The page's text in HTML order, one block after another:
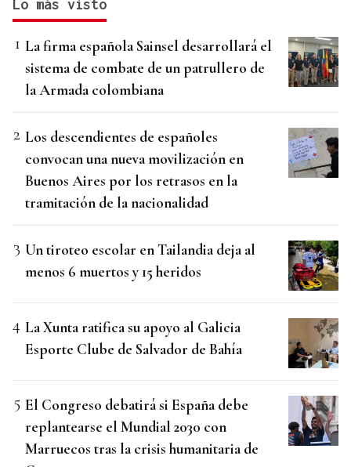
Lo más visto
La firma española Sainsel desarrollará el
sistema de combate de un patrullero de
la Armada colombiana
Los descendientes de españoles
convocan una nueva movilización en
Buenos Aires por los retrasos en la
tramitación de la nacionalidad
Un tiroteo escolar en Tailandia deja al
menos 6 muertos y 15 heridos
La Xunta ratifica su apoyo al Galicia
Esporte Clube de Salvador de Bahía
El Congreso debatirá si España debe
replantearse el Mundial 2030 con
Marruecos tras la crisis humanitaria de